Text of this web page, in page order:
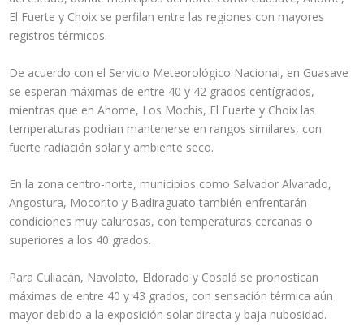
El Fuerte y Choix se perfilan entre las regiones con mayores
registros térmicos.
De acuerdo con el Servicio Meteorológico Nacional, en Guasave
se esperan máximas de entre 40 y 42 grados centígrados,
mientras que en Ahome, Los Mochis, El Fuerte y Choix las
temperaturas podrían mantenerse en rangos similares, con
fuerte radiación solar y ambiente seco.
En la zona centro-norte, municipios como Salvador Alvarado,
Angostura, Mocorito y Badiraguato también enfrentarán
condiciones muy calurosas, con temperaturas cercanas o
superiores a los 40 grados.
Para Culiacán, Navolato, Eldorado y Cosalá se pronostican
máximas de entre 40 y 43 grados, con sensación térmica aún
mayor debido a la exposición solar directa y baja nubosidad.